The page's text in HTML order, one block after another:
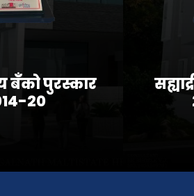
बँको पुरस्कार
20